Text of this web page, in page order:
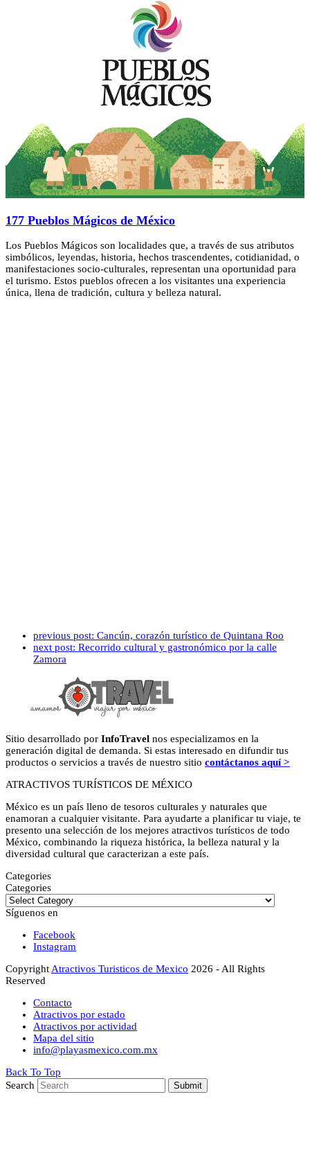
177 Pueblos Mágicos de México
Los Pueblos Mágicos son localidades que, a través de sus atributos
simbólicos, leyendas, historia, hechos trascendentes, cotidianidad, o
manifestaciones socio-culturales, representan una oportunidad para
el turismo. Estos pueblos ofrecen a los visitantes una experiencia
única, llena de tradición, cultura y belleza natural.
previous post: Cancún, corazón turístico de Quintana Roo
next post: Recorrido cultural y gastronómico por la calle
Zamora
Sitio desarrollado por InfoTravel nos especializamos en la
generación digital de demanda. Si estas interesado en difundir tus
productos o servicios a través de nuestro sitio contáctanos aquí >
ATRACTIVOS TURÍSTICOS DE MÉXICO
México es un país lleno de tesoros culturales y naturales que
enamoran a cualquier visitante. Para ayudarte a planificar tu viaje, te
presento una selección de los mejores atractivos turísticos de todo
México, combinando la riqueza histórica, la belleza natural y la
diversidad cultural que caracterizan a este país.
Categories
Categories
Síguenos en
Facebook
Instagram
CopyrightAtractivos Turisticos de Mexico 2026 - All Rights
Reserved
Contacto
Atractivos por estado
Atractivos por actividad
Mapa del sitio
info@playasmexico.com.mx
Back To Top
Search
Submit